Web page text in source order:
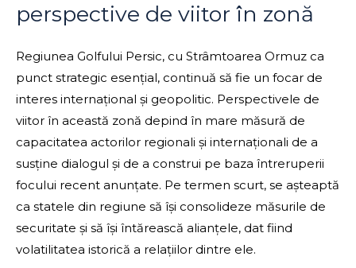
perspective de viitor în zonă
Regiunea Golfului Persic, cu Strâmtoarea Ormuz ca
punct strategic esențial, continuă să fie un focar de
interes internațional și geopolitic. Perspectivele de
viitor în această zonă depind în mare măsură de
capacitatea actorilor regionali și internaționali de a
susține dialogul și de a construi pe baza întreruperii
focului recent anunțate. Pe termen scurt, se așteaptă
ca statele din regiune să își consolideze măsurile de
securitate și să își întărească alianțele, dat fiind
volatilitatea istorică a relațiilor dintre ele.